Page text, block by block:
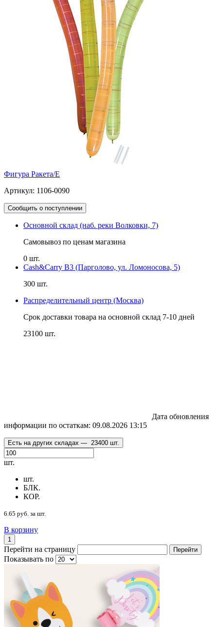
Фигура Ракета/E
Артикул: 1106-0090
Сообщить о поступлении
Основной склад (наб. реки Волковки, 7)
Самовывоз по ценам магазина
0 шт.
Cash&Carry B3 (Парголово, ул. Ломоносова, 5)
300 шт.
Распределительный центр (Москва)
Срок доставки товара на основной склад 7-10 дней
23100 шт.
Дата обновления
информации по остаткам: 09.08.2026 13:15
Есть на других складах — 23400 шт.
шт.
шт.
БЛК.
КОР.
6.65 руб. за шт.
В корзину
1
Перейти на страницу Перейти
Показывать по